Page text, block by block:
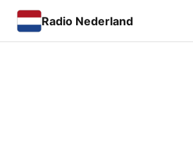
Radio Nederland